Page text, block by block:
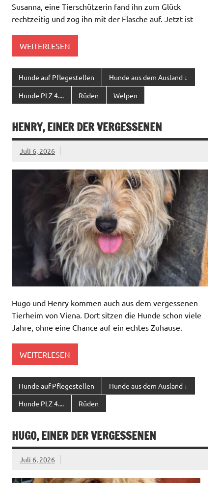
Susanna, eine Tierschützerin fand ihn zum Glück
rechtzeitig und zog ihn mit der Flasche auf. Jetzt ist
WEITERLESEN
Hunde auf Pflegestellen Hunde aus dem Ausland ↓
Hunde PLZ 4.... Rüden Welpen
HENRY, EINER DER VERGESSENEN
Juli 6, 2026
Hugo und Henry kommen auch aus dem vergessenen
Tierheim von Viena. Dort sitzen die Hunde schon viele
Jahre, ohne eine Chance auf ein echtes Zuhause.
WEITERLESEN
Hunde auf Pflegestellen Hunde aus dem Ausland ↓
Hunde PLZ 4.... Rüden
HUGO, EINER DER VERGESSENEN
Juli 6, 2026